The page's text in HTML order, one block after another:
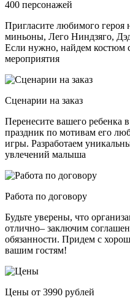
400 персонажей
Пригласите любимого героя
миньоны, Лего Ниндзяго,
Если нужно, найдем костюм
мероприятия
Сценарии на заказ
Перенесите вашего ребенка
праздник по мотивам его
игры. Разработаем
увлечений малыша
Работа по договору
Будьте уверены, что
отлично– заключим
обязанности. Придем с
вашим гостям!
Цены от 3990 рублей